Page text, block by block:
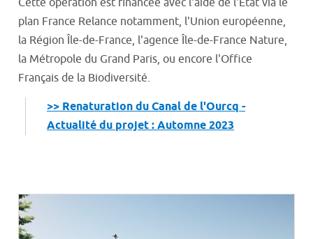
Cette opération est financée avec l'aide de l'Etat via le
plan France Relance notamment, l'Union européenne,
la Région Île-de-France, l'agence Île-de-France Nature,
la Métropole du Grand Paris, ou encore l'Office
Français de la Biodiversité.
>> Renaturation du Canal de l'Ourcq -
Actualité du projet : Automne 2023